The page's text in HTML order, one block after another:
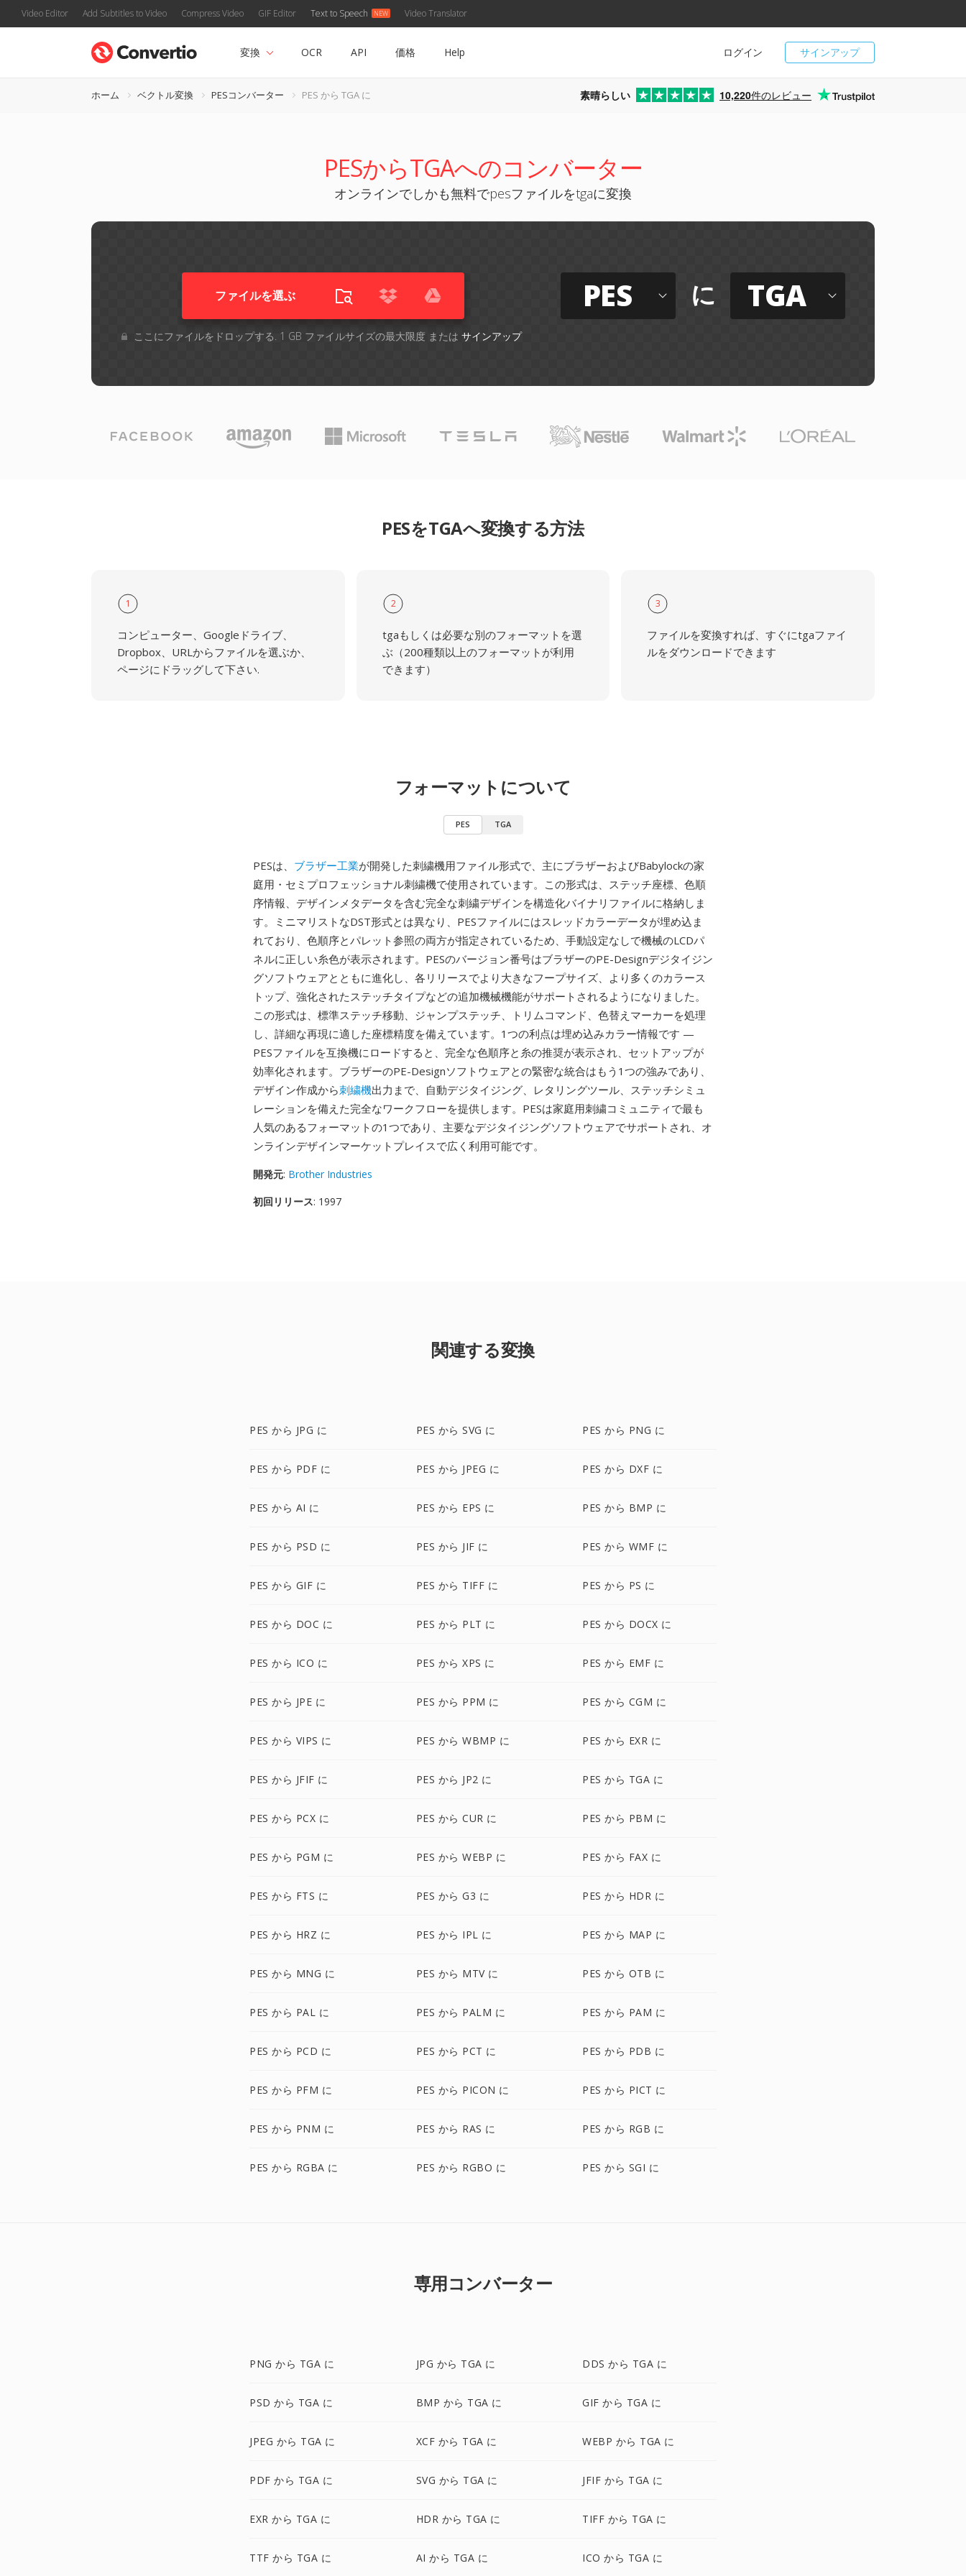
Video Editor Add Subtitles to Video Compress Video GIF Editor Text to Speech Video Translator
サインアップ
ログイン
変換 OCR API 価格 Help
ホーム ベクトル変換 PESコンバーター PES から TGA に 素晴らしい 10,220件のレビュー
PESからTGAへのコンバーター
オンラインでしかも無料でpesファイルをtgaに変換
ファイルを選ぶ
ここにファイルをドロップする. 1 GB ファイルサイズの最大限度 または サインアップ
PES に TGA
PESをTGAへ変換する方法
1
コンピューター、Googleドライブ、
Dropbox、URLからファイルを選ぶか、
ページにドラッグして下さい.
2
tgaもしくは必要な別のフォーマットを選
ぶ（200種類以上のフォーマットが利用
できます）
3
ファイルを変換すれば、すぐにtgaファイ
ルをダウンロードできます
フォーマットについて
PES TGA
PESは、 ブラザー工業が開発した刺繍機用ファイル形式で、主にブラザーおよびBabylockの家
庭用・セミプロフェッショナル刺繍機で使用されています。この形式は、ステッチ座標、色順
序情報、デザインメタデータを含む完全な刺繍デザインを構造化バイナリファイルに格納しま
す。ミニマリストなDST形式とは異なり、PESファイルにはスレッドカラーデータが埋め込ま
れており、色順序とパレット参照の両方が指定されているため、手動設定なしで機械のLCDパ
ネルに正しい糸色が表示されます。PESのバージョン番号はブラザーのPE-Designデジタイジン
グソフトウェアとともに進化し、各リリースでより大きなフープサイズ、より多くのカラース
トップ、強化されたステッチタイプなどの追加機械機能がサポートされるようになりました。
この形式は、標準ステッチ移動、ジャンプステッチ、トリムコマンド、色替えマーカーを処理
し、詳細な再現に適した座標精度を備えています。1つの利点は埋め込みカラー情報です —
PESファイルを互換機にロードすると、完全な色順序と糸の推奨が表示され、セットアップが
効率化されます。ブラザーのPE-Designソフトウェアとの緊密な統合はもう1つの強みであり、
デザイン作成から刺繍機出力まで、自動デジタイジング、レタリングツール、ステッチシミュ
レーションを備えた完全なワークフローを提供します。PESは家庭用刺繍コミュニティで最も
人気のあるフォーマットの1つであり、主要なデジタイジングソフトウェアでサポートされ、オ
ンラインデザインマーケットプレイスで広く利用可能です。
開発元: Brother Industries
初回リリース: 1997
関連する変換
PES から JPG に PES から SVG に PES から PNG に
PES から PDF に PES から JPEG に PES から DXF に
PES から AI に PES から EPS に PES から BMP に
PES から PSD に PES から JIF に PES から WMF に
PES から GIF に PES から TIFF に PES から PS に
PES から DOC に PES から PLT に PES から DOCX に
PES から ICO に PES から XPS に PES から EMF に
PES から JPE に PES から PPM に PES から CGM に
PES から VIPS に PES から WBMP に PES から EXR に
PES から JFIF に PES から JP2 に PES から TGA に
PES から PCX に PES から CUR に PES から PBM に
PES から PGM に PES から WEBP に PES から FAX に
PES から FTS に PES から G3 に PES から HDR に
PES から HRZ に PES から IPL に PES から MAP に
PES から MNG に PES から MTV に PES から OTB に
PES から PAL に PES から PALM に PES から PAM に
PES から PCD に PES から PCT に PES から PDB に
PES から PFM に PES から PICON に PES から PICT に
PES から PNM に PES から RAS に PES から RGB に
PES から RGBA に PES から RGBO に PES から SGI に
専用コンバーター
PNG から TGA に JPG から TGA に DDS から TGA に
PSD から TGA に BMP から TGA に GIF から TGA に
JPEG から TGA に XCF から TGA に WEBP から TGA に
PDF から TGA に SVG から TGA に JFIF から TGA に
EXR から TGA に HDR から TGA に TIFF から TGA に
TTF から TGA に AI から TGA に ICO から TGA に